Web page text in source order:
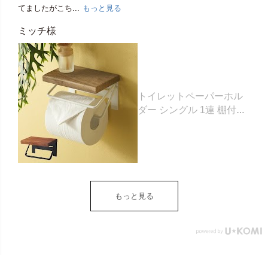
てましたがこち...
もっと見る
ミッチ様
トイレットペーパーホル
ダー シングル 1連 棚付き
ダー 収納 DIY アンティー
ク ヴィンテージ ナチュラ
リア アジアン [84302] ホ
もっと見る